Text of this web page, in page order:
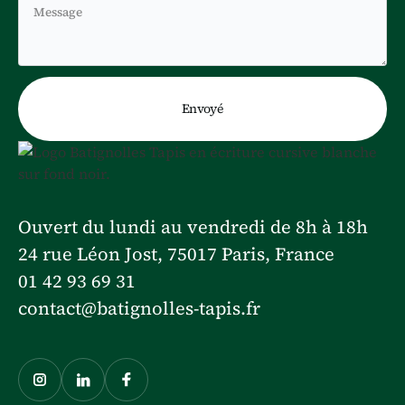
Ouvert du lundi au vendredi de 8h à 18h
24 rue Léon Jost, 75017 Paris, France
01 42 93 69 31
contact@batignolles-tapis.fr